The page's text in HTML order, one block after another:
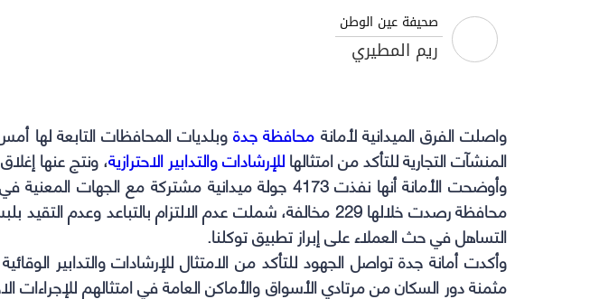
صحيفة عين الوطن
ريم المطيري
واصلت الفرق الميدانية لأمانة محافظة جدةوبلديات المحافظات التابعة لها
المنشآت التجارية للتأكد من امتثالهاللإرشادات والتدابير الاحترازية، ونتج عنها إغلاق 145 منشأة مخالفة.
محافظة رصدت خلالها 229 مخالفة، شملت عدم الالتزام بالتباعد وعدم التقيد بلبس
التساهل في حث العملاء على إبراز تطبيق توكلنا.
وأكدت أمانة جدة تواصل الجهود للتأكد من الامتثال للإرشادات والتدابير
مثمنة دور السكان من مرتادي الأسواق والأماكن العامة في امتثالهم للإجراءات